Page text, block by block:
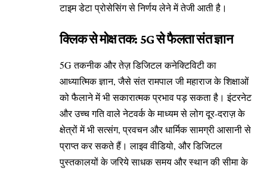
टाइम डेटा प्रोसेसिंग से निर्णय लेने में तेजी आती है।
क्लिक से मोक्ष तक: 5G से फैलता संत ज्ञान
5G तकनीक और तेज़ डिजिटल कनेक्टिविटी का
आध्यात्मिक ज्ञान, जैसे संत रामपाल जी महाराज के शिक्षाओं
को फैलाने में भी सकारात्मक प्रभाव पड़ सकता है। इंटरनेट
और उच्च गति वाले नेटवर्क के माध्यम से लोग दूर-दराज़ के
क्षेत्रों में भी सत्संग, प्रवचन और धार्मिक सामग्री आसानी से
प्राप्त कर सकते हैं। लाइव वीडियो, और डिजिटल
पुस्तकालयों के जरिये साधक समय और स्थान की सीमा के